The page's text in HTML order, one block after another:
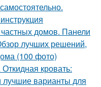
домов. Панели
лучших решений,
(100 фото)
кровать:
варианты для